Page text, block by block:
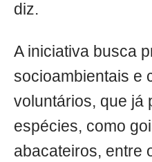
diz.
A iniciativa busca
socioambientais e
voluntários, que já
espécies, como
abacateiros, entre